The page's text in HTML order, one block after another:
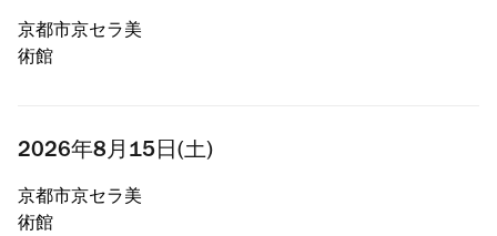
京都市京セラ美
術館
2026年8月15日(土)
京都市京セラ美
術館